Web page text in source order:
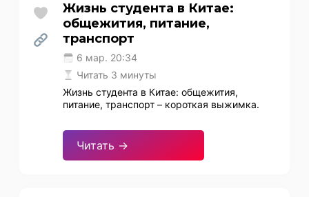
Жизнь студента в Китае:
общежития, питание,
транспорт
6 мар. 20:34
Читать 3 минуты
Жизнь студента в Китае: общежития,
питание, транспорт – короткая выжимка.
Читать →